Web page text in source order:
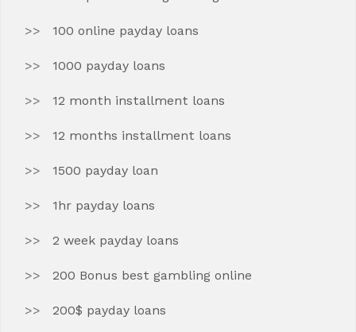
100 online payday loans
1000 payday loans
12 month installment loans
12 months installment loans
1500 payday loan
1hr payday loans
2 week payday loans
200 Bonus best gambling online
200$ payday loans